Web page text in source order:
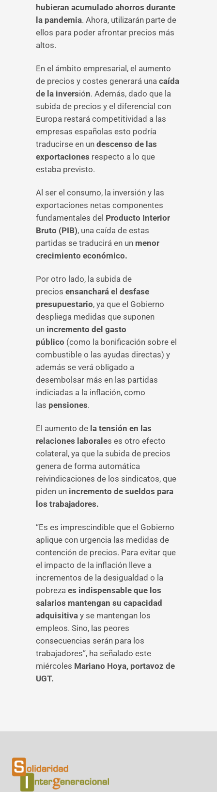
hubieran acumulado ahorros durante
la pandemia. Ahora, utilizarán parte de
ellos para poder afrontar precios más
altos.
En el ámbito empresarial, el aumento
de precios y costes generará una caída
de la inversión. Además, dado que la
subida de precios y el diferencial con
Europa restará competitividad a las
empresas españolas esto podría
traducirse en un descenso de las
exportaciones respecto a lo que
estaba previsto.
Al ser el consumo, la inversión y las
exportaciones netas componentes
fundamentales del Producto Interior
Bruto (PIB), una caída de estas
partidas se traducirá en un menor
crecimiento económico.
Por otro lado, la subida de
precios ensanchará el desfase
presupuestario, ya que el Gobierno
despliega medidas que suponen
un incremento del gasto
público (como la bonificación sobre el
combustible o las ayudas directas) y
además se verá obligado a
desembolsar más en las partidas
indiciadas a la inflación, como
las pensiones.
El aumento de la tensión en las
relaciones laborales es otro efecto
colateral, ya que la subida de precios
genera de forma automática
reivindicaciones de los sindicatos, que
piden un incremento de sueldos para
los trabajadores.
“Es es imprescindible que el Gobierno
aplique con urgencia las medidas de
contención de precios. Para evitar que
el impacto de la inflación lleve a
incrementos de la desigualdad o la
pobreza es indispensable que los
salarios mantengan su capacidad
adquisitiva y se mantengan los
empleos. Sino, las peores
consecuencias serán para los
trabajadores”, ha señalado este
miércoles Mariano Hoya, portavoz de
UGT.